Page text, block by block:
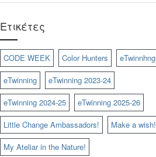
Ετικέτες
CODE WEEK Color Hunters
eTwinnhng
eTwinning
eTwinning 2023-24
eTwinning 2024-25
eTwinning 2025-26
Little Change Ambassadors!
Make a wish!
My Ateliar in the Nature!